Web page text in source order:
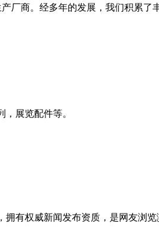
厂商。经多年的发展，我们积累
展览配件等。
有权威新闻发布资质，是网友浏览